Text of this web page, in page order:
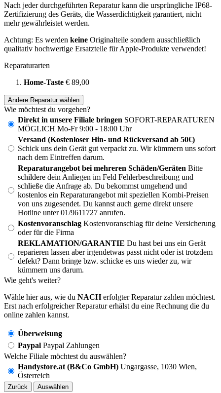
Nach jeder durchgeführten Reparatur kann die ursprüngliche IP68-
Zertifizierung des Geräts, die Wasserdichtigkeit garantiert, nicht
mehr gewährleistet werden.
Achtung: Es werden keine Originalteile sondern ausschließlich
qualitativ hochwertige Ersatzteile für Apple-Produkte verwendet!
Reparaturarten
Home-Taste € 89,00
Andere Reparatur wählen
Wie möchtest du vorgehen?
Direkt in unsere Filiale bringen SOFORT-REPARATUREN
MÖGLICH Mo-Fr 9:00 - 18:00 Uhr
Versand (Kostenloser Hin- und Rückversand ab 50€)
Schick uns dein Gerät gut verpackt zu. Wir kümmern uns sofort
nach dem Eintreffen darum.
Reparaturangebot bei mehreren Schäden/Geräten Bitte
schildere dein Anliegen im Feld Fehlerbeschreibung und
schließe die Anfrage ab. Du bekommst umgehend und
kostenlos ein Reparaturangebot mit speziellen Kombi-Preisen
von uns zugesendet. Du kannst auch gerne direkt unsere
Hotline unter 01/9611727 anrufen.
Kostenvoranschlag Kostenvoranschlag für deine Versicherung
oder für die Firma
REKLAMATION/GARANTIE Du hast bei uns ein Gerät
reparieren lassen aber irgendetwas passt nicht oder ist trotzdem
defekt? Dann bringe bzw. schicke es uns wieder zu, wir
kümmern uns darum.
Wie geht's weiter?
Wähle hier aus, wie du NACHerfolgter Reparatur zahlen möchtest.
Erst nach erfolgreicher Reparatur erhälst du eine Rechnung die du
online zahlen kannst.
Überweisung
Paypal Paypal Zahlungen
Welche Filiale möchtest du auswählen?
Handystore.at (B&Co GmbH) Ungargasse, 1030 Wien,
Österreich
Zurück Auswählen